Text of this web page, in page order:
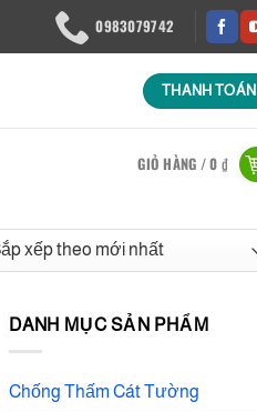
0983079742
THANH TOÁN
GIỎ HÀNG /0 ₫
DANH MỤC SẢN PHẨM
Chống Thấm Cát Tường